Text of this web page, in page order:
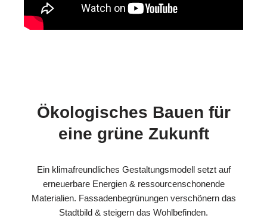
Ökologisches Bauen für
eine grüne Zukunft
Ein klimafreundliches Gestaltungsmodell setzt auf
erneuerbare Energien & ressourcenschonende
Materialien. Fassadenbegrünungen verschönern das
Stadtbild & steigern das Wohlbefinden.